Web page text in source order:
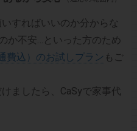
すればいいのか分からな
か不安…といった方のため
費込）のお試しプラン もご
ましたら、CaSyで家事代